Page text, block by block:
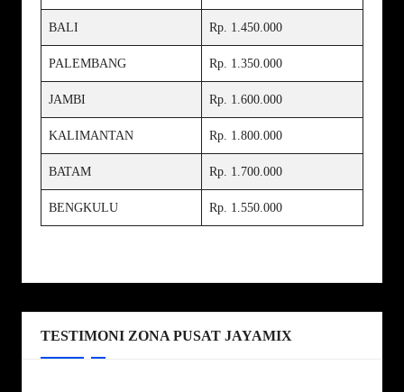
BALI Rp. 1.450.000
PALEMBANG Rp. 1.350.000
JAMBI Rp. 1.600.000
KALIMANTAN Rp. 1.800.000
BATAM Rp. 1.700.000
BENGKULU Rp. 1.550.000
TESTIMONI ZONA PUSAT JAYAMIX